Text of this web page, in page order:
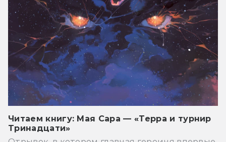
Читаем книгу: Мая Сара — «Терра и турнир
Тринадцати»